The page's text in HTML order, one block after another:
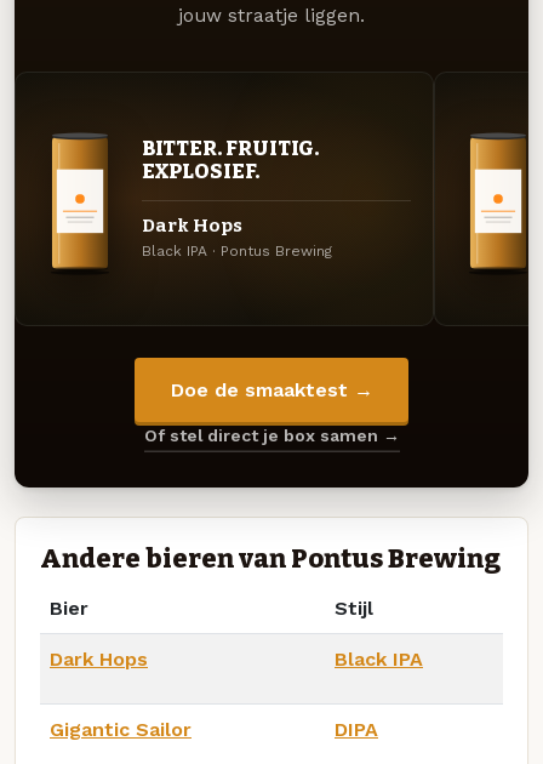
jouw straatje liggen.
BITTER. FRUITIG.
EXPLOSIEF.
Dark Hops
Black IPA · Pontus Brewing
Doe de smaaktest →
Of stel direct je box samen →
Andere bieren van Pontus Brewing
Bier Stijl
Dark Hops Black IPA
Gigantic Sailor DIPA